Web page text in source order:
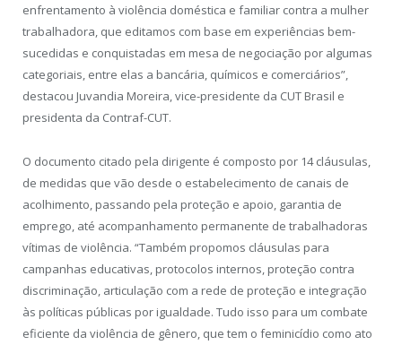
enfrentamento à violência doméstica e familiar contra a mulher
trabalhadora, que editamos com base em experiências bem-
sucedidas e conquistadas em mesa de negociação por algumas
categoriais, entre elas a bancária, químicos e comerciários”,
destacou Juvandia Moreira, vice-presidente da CUT Brasil e
presidenta da Contraf-CUT.
O documento citado pela dirigente é composto por 14 cláusulas,
de medidas que vão desde o estabelecimento de canais de
acolhimento, passando pela proteção e apoio, garantia de
emprego, até acompanhamento permanente de trabalhadoras
vítimas de violência. “Também propomos cláusulas para
campanhas educativas, protocolos internos, proteção contra
discriminação, articulação com a rede de proteção e integração
às políticas públicas por igualdade. Tudo isso para um combate
eficiente da violência de gênero, que tem o feminicídio como ato